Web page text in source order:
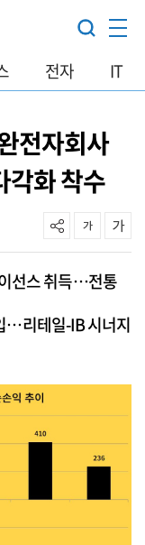
전자 IT
전자회사
각화 착수
선스 취득…전통
…리테일-IB 시너지